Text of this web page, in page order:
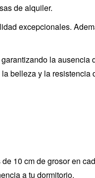
de alquiler.
excepcionales.
la ausencia
belleza y la resistencia
10 cm de grosor en
a tu dormitorio.